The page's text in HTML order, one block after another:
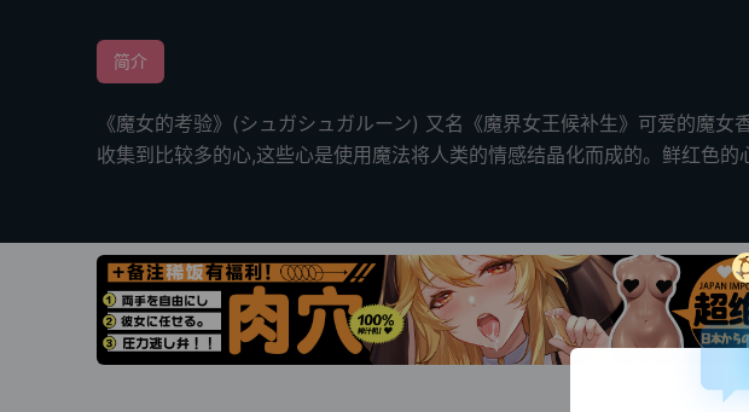
简介
《魔女的考验》(シュガシュガルーン) 又名《魔界女王候补生》可爱的魔
收集到比较多的心,这些心是使用魔法将人类的情感结晶化而成的。鲜红色